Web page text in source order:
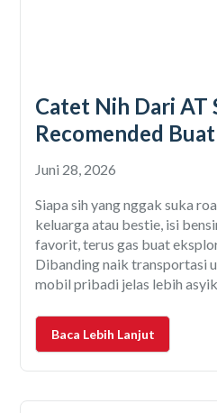
Catet Nih Dari AT
Recomended
Mobil
Juni 28, 2026
Siapa sih yang nggak suka
keluarga atau bestie, isi
favorit, terus gas buat
Dibanding naik transportasi
mobil pribadi jelas lebih
sekalian hunting kuliner atau
Tapi,
Baca Lebih Lanjut